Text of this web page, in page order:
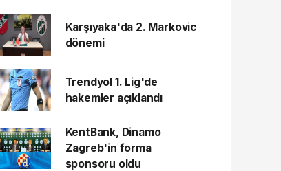
Karşıyaka'da 2. Markovic
dönemi
Trendyol 1. Lig'de
hakemler açıklandı
KentBank, Dinamo
Zagreb'in forma
sponsoru oldu